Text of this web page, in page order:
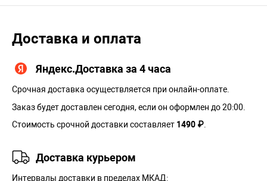
Доставка и оплата
Яндекс.Доставка за 4 часа
Срочная доставка осуществляется при онлайн-оплате.
Заказ будет доставлен сегодня, если он оформлен до 20:00.
Стоимость срочной доставки составляет 1490 ₽.
Доставка курьером
Интервалы доставки в пределах МКАД: